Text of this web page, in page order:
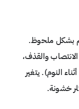
بشكل ملحوظ.
والقذف،
النوم). يتغير
خشونة.